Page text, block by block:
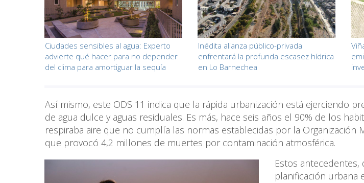
Ciudades sensibles al agua: Experto
advierte qué hacer para no depender
del clima para amortiguar la sequía
Inédita alianza público-privada
enfrentará la profunda escasez hídrica
en Lo Barnechea
Así mismo, este ODS 11 indica que la rápida urbanización está ejerciendo
de agua dulce y aguas residuales. Es más, hace seis años el 90% de los
respiraba aire que no cumplía las normas establecidas por la Organización
que provocó 4,2 millones de muertes por contaminación atmosférica.
Estos
planificación urbana